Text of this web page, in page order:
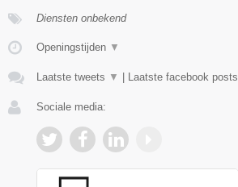
Diensten onbekend
Openingstijden ▼
Laatste tweets ▼ | Laatste facebook posts
Sociale media: